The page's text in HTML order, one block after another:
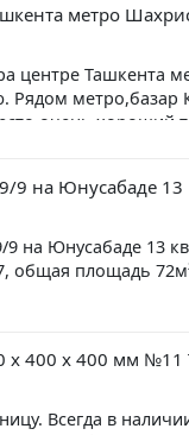
метро
центре Ташкента
Рядом метро,базар
очень хороший
9 на Юнусабаде 13
Юнусабаде 13
х 400 х 400 мм №11
Всегда в